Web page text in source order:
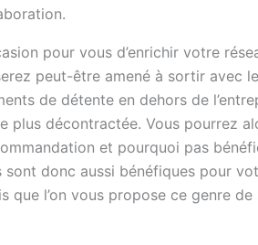
pour vous d’enrichir votre
peut-être amené à sortir avec
de détente en dehors de
plus décontractée. Vous pourrez
et pourquoi pas
donc aussi bénéfiques pour
que l’on vous propose ce genre